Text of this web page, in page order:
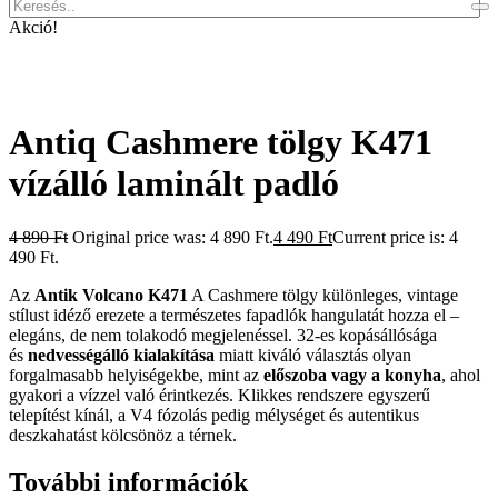
Akció!
Antiq Cashmere tölgy K471
vízálló laminált padló
4 890Ft Original price was: 4 890 Ft.4 490 FtCurrent price is: 4
490 Ft.
Az Antik Volcano K471 A Cashmere tölgy különleges, vintage
stílust idéző erezete a természetes fapadlók hangulatát hozza el –
elegáns, de nem tolakodó megjelenéssel. 32-es kopásállósága
és nedvességálló kialakítása miatt kiváló választás olyan
forgalmasabb helyiségekbe, mint az előszoba vagy a konyha, ahol
gyakori a vízzel való érintkezés. Klikkes rendszere egyszerű
telepítést kínál, a V4 fózolás pedig mélységet és autentikus
deszkahatást kölcsönöz a térnek.
További információk